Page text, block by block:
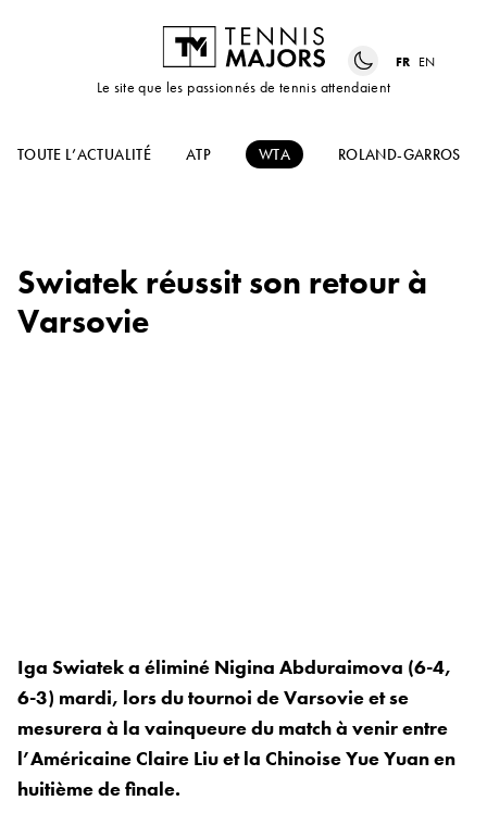
Le site que les passionnés de tennis attendaient
FR EN
TOUTE L’ACTUALITÉ ATP WTA ROLAND-GARROS
Swiatek réussit son retour à
Varsovie
Iga Swiatek a éliminé Nigina Abduraimova (6-4,
6-3) mardi, lors du tournoi de Varsovie et se
mesurera à la vainqueure du match à venir entre
l’Américaine Claire Liu et la Chinoise Yue Yuan en
huitième de finale.